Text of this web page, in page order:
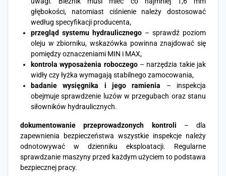
głębokości, natomiast ciśnienie należy dostosować
według specyfikacji producenta,
przegląd systemu hydraulicznego – sprawdź poziom
oleju w zbiorniku, wskazówka powinna znajdować się
pomiędzy oznaczeniami MIN i MAX,
kontrola wyposażenia roboczego– narzędzia takie jak
widły czy łyżka wymagają stabilnego zamocowania,
badanie wysięgnika i jego ramienia – inspekcja
obejmuje sprawdzenie luzów w przegubach oraz stanu
siłowników hydraulicznych.
dokumentowanie przeprowadzonych kontroli – dla
zapewnienia bezpieczeństwa wszystkie inspekcje należy
odnotowywać w dzienniku eksploatacji. Regularne
sprawdzanie maszyny przed każdym użyciem to podstawa
bezpiecznej pracy.